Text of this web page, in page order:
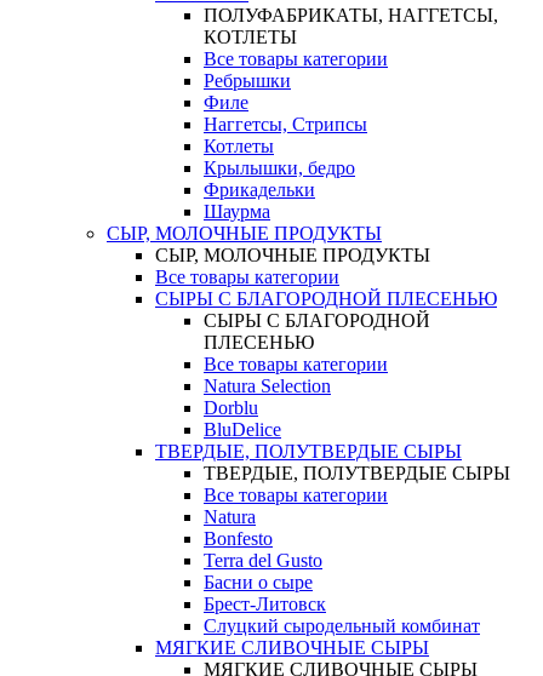
ПОЛУФАБРИКАТЫ, НАГГЕТСЫ,
КОТЛЕТЫ
Все товары категории
Ребрышки
Филе
Наггетсы, Стрипсы
Котлеты
Крылышки, бедро
Фрикадельки
Шаурма
СЫР, МОЛОЧНЫЕ ПРОДУКТЫ
СЫР, МОЛОЧНЫЕ ПРОДУКТЫ
Все товары категории
СЫРЫ С БЛАГОРОДНОЙ ПЛЕСЕНЬЮ
СЫРЫ С БЛАГОРОДНОЙ
ПЛЕСЕНЬЮ
Все товары категории
Natura Selection
Dorblu
BluDelice
ТВЕРДЫЕ, ПОЛУТВЕРДЫЕ СЫРЫ
ТВЕРДЫЕ, ПОЛУТВЕРДЫЕ СЫРЫ
Все товары категории
Natura
Bonfesto
Terra del Gusto
Басни о сыре
Брест-Литовск
Слуцкий сыродельный комбинат
МЯГКИЕ СЛИВОЧНЫЕ СЫРЫ
МЯГКИЕ СЛИВОЧНЫЕ СЫРЫ